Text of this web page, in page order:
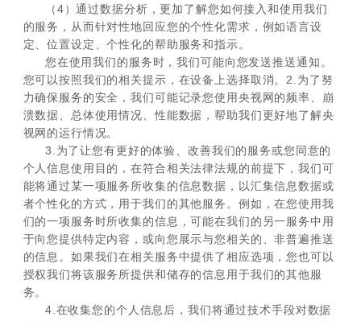
（4）通过数据分析，更加了解您如何接入和使用我们
的服务，从而针对性地回应您的个性化需求，例如语言设
定、位置设定、个性化的帮助服务和指示。
您在使用我们的服务时，我们可能向您发送推送通知。
您可以按照我们的相关提示，在设备上选择取消。2.为了努
力确保服务的安全，我们可能记录您使用央视网的频率、崩
溃数据、总体使用情况、性能数据，帮助我们更好地了解央
视网的运行情况。
3.为了让您有更好的体验、改善我们的服务或您同意的
个人信息使用目的，在符合相关法律法规的前提下，我们可
能将通过某一项服务所收集的信息数据，以汇集信息数据或
者个性化的方式，用于我们的其他服务。例如，在您使用我
们的一项服务时所收集的信息，可能在我们的另一服务中用
于向您提供特定内容，或向您展示与您相关的、非普遍推送
的信息。如果我们在相关服务中提供了相应选项，您也可以
授权我们将该服务所提供和储存的信息用于我们的其他服
务。
4.在收集您的个人信息后，我们将通过技术手段对数据